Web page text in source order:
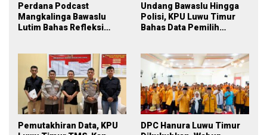
Perdana Podcast
Mangkalinga Bawaslu
Lutim Bahas Refleksi
Undang Bawaslu Hingga
Polisi, KPU Luwu Timur
Bahas Data Pemilih
Pemutakhiran Data, KPU
DPC Hanura Luwu Timur